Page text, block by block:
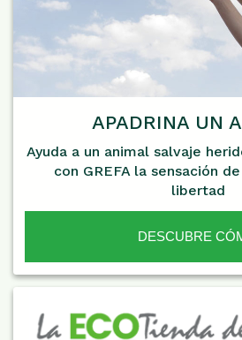
APADRINA UN
Ayuda a un animal salvaje
con GREFA la sensación
libertad
DESCUBRE